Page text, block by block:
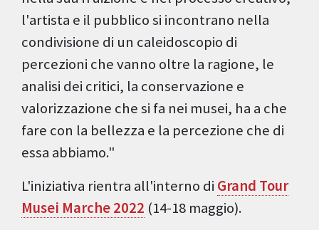
l'artista e il pubblico si incontrano nella
condivisione di un caleidoscopio di
percezioni che vanno oltre la ragione, le
analisi dei critici, la conservazione e
valorizzazione che si fa nei musei, ha a che
fare con la bellezza e la percezione che di
essa abbiamo."
L'iniziativa rientra all'interno di Grand Tour
Musei Marche 2022 (14-18 maggio).